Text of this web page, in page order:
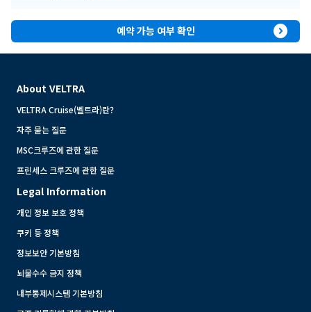
예약 가능 여부 확인 expand_circle_right
About VELTRA
VELTRA Cruise(벨트라)란?
자주 묻는 질문
MSC크루즈에 관한 질문
프린세스 크루즈에 관한 질문
Legal Information
개인 정보 보호 정책
쿠키 등 정책
정보보안 기본방침
뇌물수수 금지 정책
내부통제시스템 기본방침